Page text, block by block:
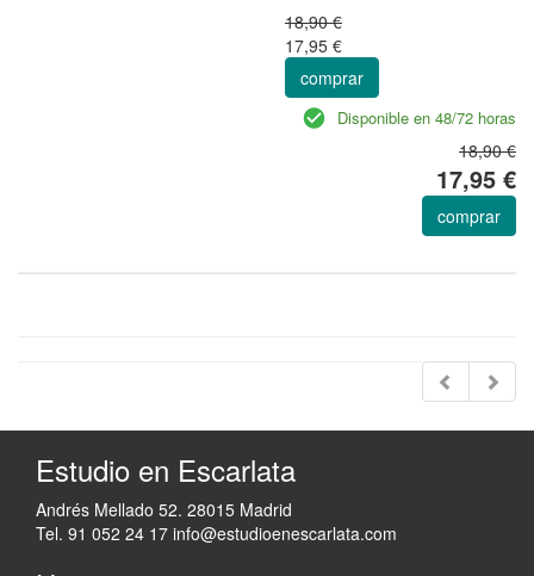
18,90 €
17,95 €
comprar
Disponible en 48/72 horas
18,90 €
17,95 €
comprar
Estudio en Escarlata
Andrés Mellado 52. 28015 Madrid
Tel. 91 052 24 17 info@estudioenescarlata.com